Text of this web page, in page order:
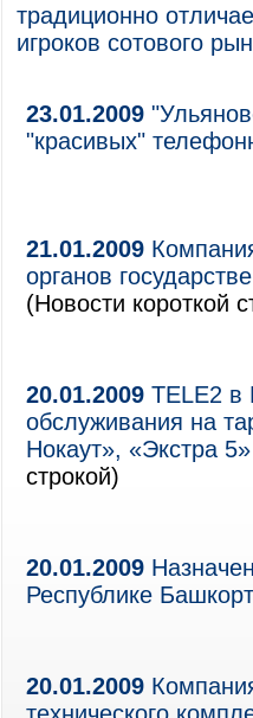
традиционно
игроков сотового
23.01.2009
"красивых"
21.01.2009
органов
(Новости короткой
20.01.2009 TELE2 в
обслуживания на
Нокаут», «Экстра
строкой)
20.01.2009
Республике
20.01.2009